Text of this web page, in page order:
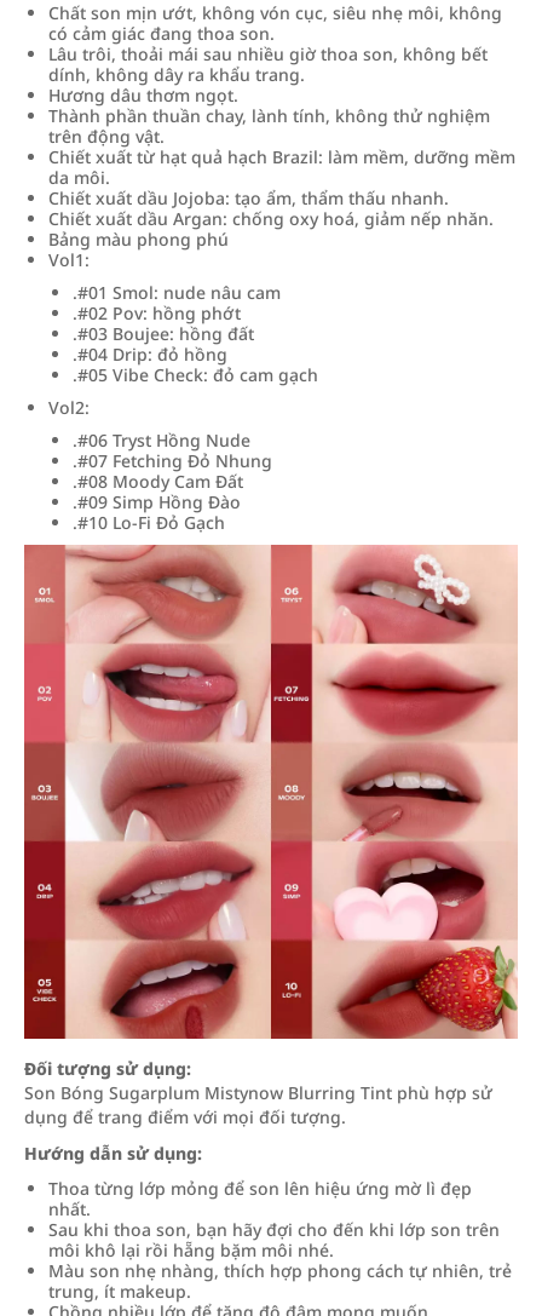
Chất son mịn ướt, không vón cục, siêu nhẹ môi, không
có cảm giác đang thoa son.
Lâu trôi, thoải mái sau nhiều giờ thoa son, không bết
dính, không dây ra khẩu trang.
Hương dâu thơm ngọt.
Thành phần thuần chay, lành tính, không thử nghiệm
trên động vật.
Chiết xuất từ hạt quả hạch Brazil: làm mềm, dưỡng mềm
da môi.
Chiết xuất dầu Jojoba: tạo ẩm, thẩm thấu nhanh.
Chiết xuất dầu Argan: chống oxy hoá, giảm nếp nhăn.
Bảng màu phong phú
Vol1:
.#01 Smol: nude nâu cam
.#02 Pov: hồng phớt
.#03 Boujee: hồng đất
.#04 Drip: đỏ hồng
.#05 Vibe Check: đỏ cam gạch
Vol2:
.#06 Tryst Hồng Nude
.#07 Fetching Đỏ Nhung
.#08 Moody Cam Đất
.#09 Simp Hồng Đào
.#10 Lo-Fi Đỏ Gạch
Đối tượng sử dụng:
Son Bóng Sugarplum Mistynow Blurring Tint phù hợp sử
dụng để trang điểm với mọi đối tượng.
Hướng dẫn sử dụng:
Thoa từng lớp mỏng để son lên hiệu ứng mờ lì đẹp
nhất.
Sau khi thoa son, bạn hãy đợi cho đến khi lớp son trên
môi khô lại rồi hẵng bặm môi nhé.
Màu son nhẹ nhàng, thích hợp phong cách tự nhiên, trẻ
trung, ít makeup.